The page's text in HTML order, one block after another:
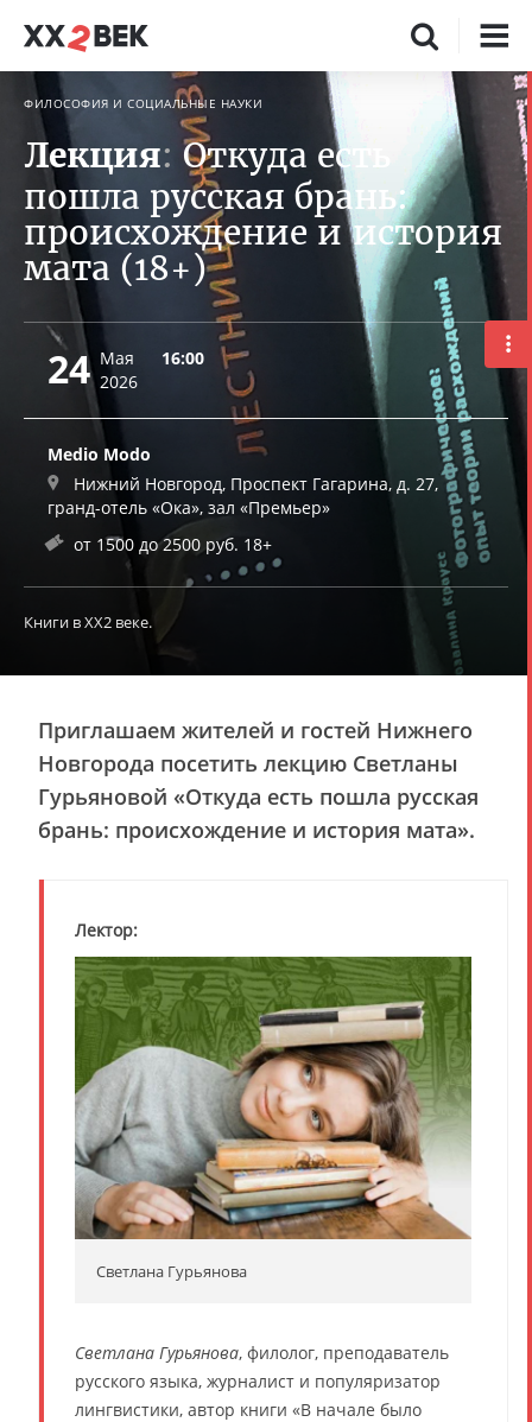
ФИЛОСОФИЯ И СОЦИАЛЬНЫЕ НАУКИ
Лекция: Откуда есть
пошла русская брань:
происхождение и история
мата (18+)
24 Мая
2026
16:00
Medio Modo
Нижний Новгород, Проспект Гагарина, д. 27,
гранд-отель «Ока», зал «Премьер»
от 1500 до 2500 руб. 18+
Книги в ХХ2 веке.
Приглашаем жителей и гостей Нижнего
Новгорода посетить лекцию Светланы
Гурьяновой «Откуда есть пошла русская
брань: происхождение и история мата».
Лектор:
Светлана Гурьянова
Светлана Гурьянова, филолог, преподаватель
русского языка, журналист и популяризатор
лингвистики, автор книги «В начале было